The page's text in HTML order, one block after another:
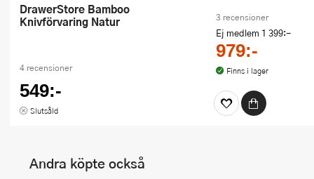
DrawerStore Bamboo
Knivförvaring Natur
4 recensioner
549:-
Slutsåld
3 recensioner
Ej medlem 1 399:-
979:-
Finns i lager
Andra köpte också